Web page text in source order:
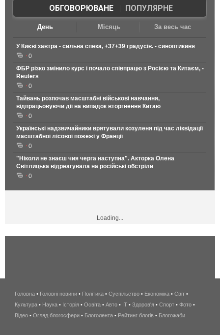
ОБГОВОРЮВАНЕ| ПОПУЛЯРНЕ
День Місяць За весь час
У Києві завтра - сильна спека, +37+39 градусів. - синоптикиня
0
ФБР різко змінило курс і почало співпрацю з Росією та Китаєм, -
Reuters
0
Тайвань розпочав масштабні військові навчання,
відпрацьовуючи дії на випадок вторгнення Китаю
0
Українські надзвичайники врятували козуленя під час ліквідації
масштабної лісової пожежі у Франції
0
"Ніколи не знаєш чия черга наступна". Акторка Олена
Світлицька відреагувала на російські обстріли
0
Loading...
беспроводной
интернет
киев
Головна • Головні новини • Політика • Суспільство • Економіка • Світ •
Культура • Наука • Історія • Освіта • Авто • IT • Здоров'я • Спорт • Фото •
Відео • Огляд блогосфери • Блоголента • Рейтинг блогів • Блогожаби